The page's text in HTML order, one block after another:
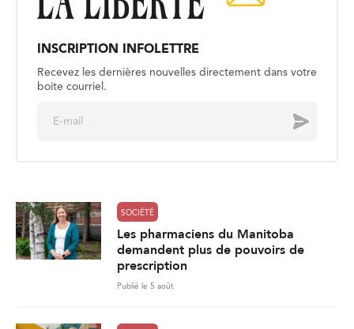
INSCRIPTION INFOLETTRE
Recevez les dernières nouvelles directement dans votre
boite courriel.
Envoyer
SOCIÉTÉ
Les pharmaciens du Manitoba
demandent plus de pouvoirs de
prescription
Publié le 5 août